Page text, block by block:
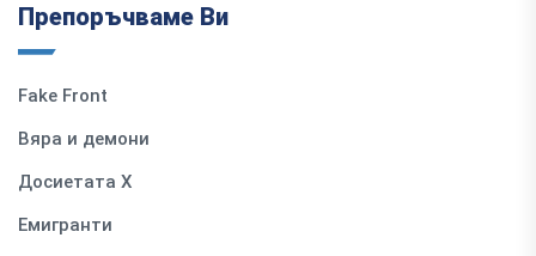
Препоръчваме Ви
Fake Front
Вяра и демони
Досиетата Х
Емигранти